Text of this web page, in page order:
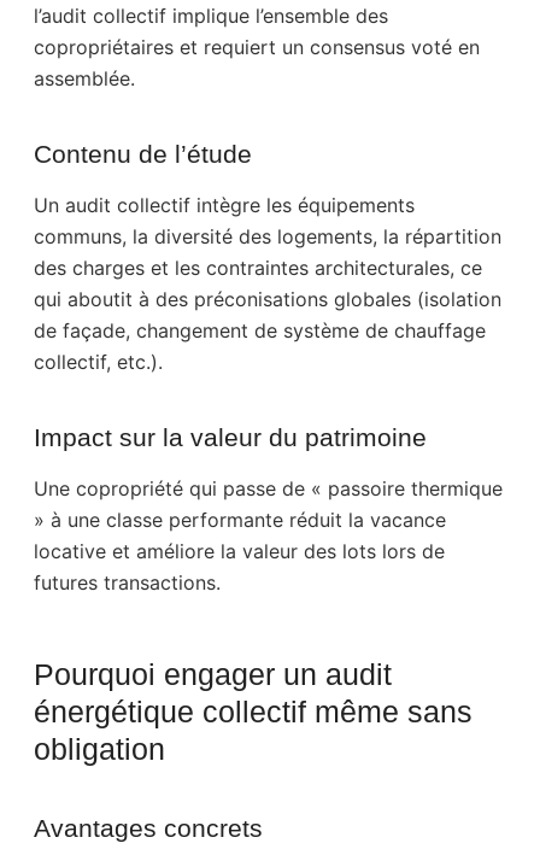
l’audit collectif implique l’ensemble des
copropriétaires et requiert un consensus voté en
assemblée.
Contenu de l’étude
Un audit collectif intègre les équipements
communs, la diversité des logements, la répartition
des charges et les contraintes architecturales, ce
qui aboutit à des préconisations globales (isolation
de façade, changement de système de chauffage
collectif, etc.).
Impact sur la valeur du patrimoine
Une copropriété qui passe de « passoire thermique
» à une classe performante réduit la vacance
locative et améliore la valeur des lots lors de
futures transactions.
Pourquoi engager un audit
énergétique collectif même sans
obligation
Avantages concrets